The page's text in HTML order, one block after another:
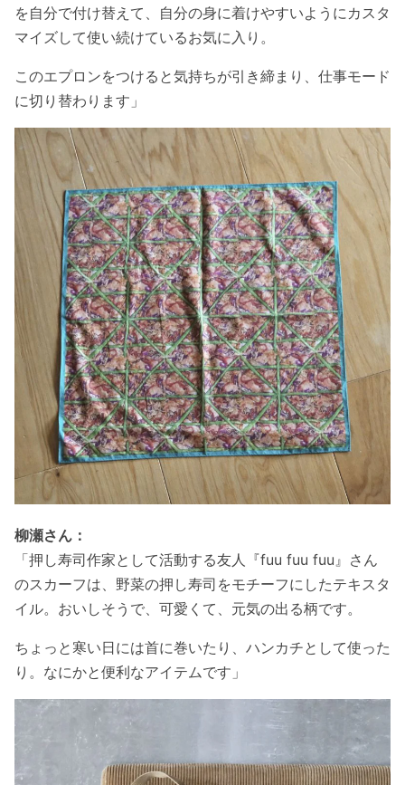
を自分で付け替えて、自分の身に着けやすいようにカスタ
マイズして使い続けているお気に入り。
このエプロンをつけると気持ちが引き締まり、仕事モード
に切り替わります」
柳瀬さん：
「押し寿司作家として活動する友人『fuu fuu fuu』さん
のスカーフは、野菜の押し寿司をモチーフにしたテキスタ
イル。おいしそうで、可愛くて、元気の出る柄です。
ちょっと寒い日には首に巻いたり、ハンカチとして使った
り。なにかと便利なアイテムです」